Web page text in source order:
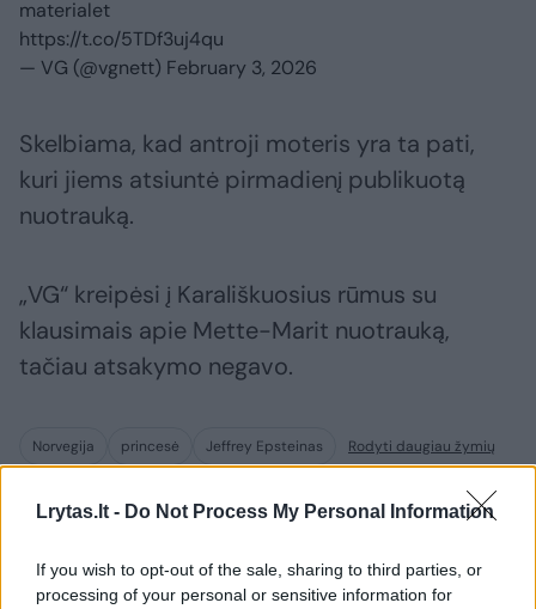
Lrytas.lt - Do Not Process My Personal Information
If you wish to opt-out of the sale, sharing to third parties, or
processing of your personal or sensitive information for
materialet
https://t.co/5TDf3uj4qu
— VG (@vgnett) February 3, 2026
Skelbiama, kad antroji moteris yra ta pati,
kuri jiems atsiuntė pirmadienį publikuotą
nuotrauką.
„VG“ kreipėsi į Karališkuosius rūmus su
klausimais apie Mette-Marit nuotrauką,
tačiau atsakymo negavo.
Norvegija princesė Jeffrey Epsteinas Rodyti daugiau žymių
Komentuoti po šiuo straipsniu